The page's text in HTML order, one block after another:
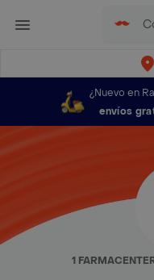
¿Nuevo en
envíos
1